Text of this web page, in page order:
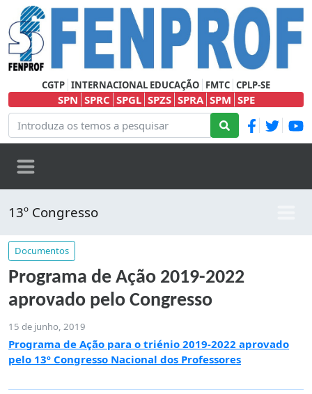
CGTP INTERNACIONAL EDUCAÇÃO FMTC CPLP-SE
SPN SPRC SPGL SPZS SPRA SPM SPE
13º Congresso
Documentos
Programa de Ação 2019-2022
aprovado pelo Congresso
15 de junho, 2019
Programa de Ação para o triénio 2019-2022 aprovado
pelo 13º Congresso Nacional dos Professores